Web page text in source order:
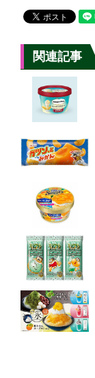
関連記事